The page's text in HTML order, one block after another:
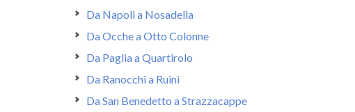
Da Napoli a Nosadella
Da Ocche a Otto Colonne
Da Paglia a Quartirolo
Da Ranocchi a Ruini
Da San Benedetto a Strazzacappe